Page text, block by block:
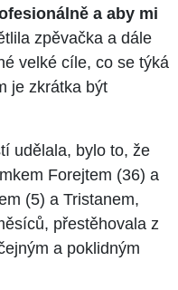
a aby mi
zpěvačka a dále
velké cíle, co se týká
je zkrátka být
udělala, bylo to, že
Forejtem (36) a
(5) a Tristanem,
přestěhovala z
a poklidným